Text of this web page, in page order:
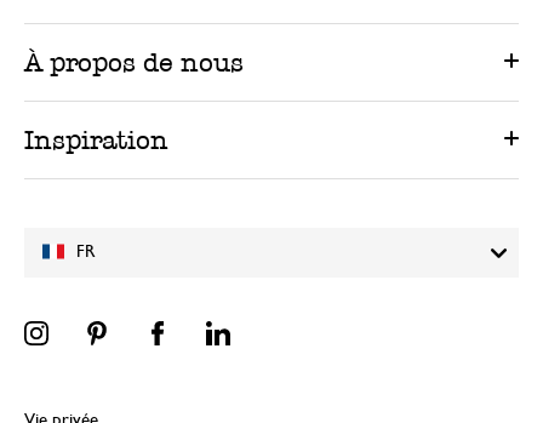
FR
À propos de nous
Inspiration